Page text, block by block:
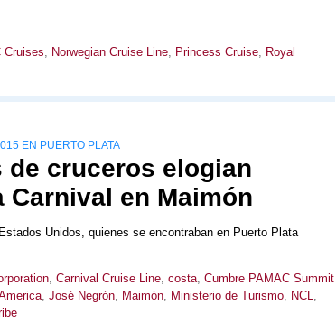
Cruises, Norwegian Cruise Line, Princess Cruise, Royal
EN PUERTO PLATA
cruceros elogian
en Maimón
Unidos, quienes se encontraban en Puerto Plata
, Carnival Cruise Line, costa, Cumbre PAMAC Summit
, José Negrón, Maimón, Ministerio de Turismo, NCL,